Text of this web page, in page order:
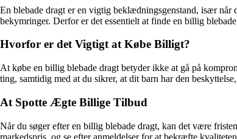
En blebade dragt er en vigtig beklædningsgenstand, især når
bekymringer. Derfor er det essentielt at finde en billig
Hvorfor er det Vigtigt at Købe Billigt?
At købe en billig blebade dragt betyder ikke at gå på
ting, samtidig med at du sikrer, at dit barn har den
At Spotte Ægte Billige Tilbud
Når du søger efter en billig blebade dragt, kan det være
markedspris, og se efter anmeldelser for at bekræfte